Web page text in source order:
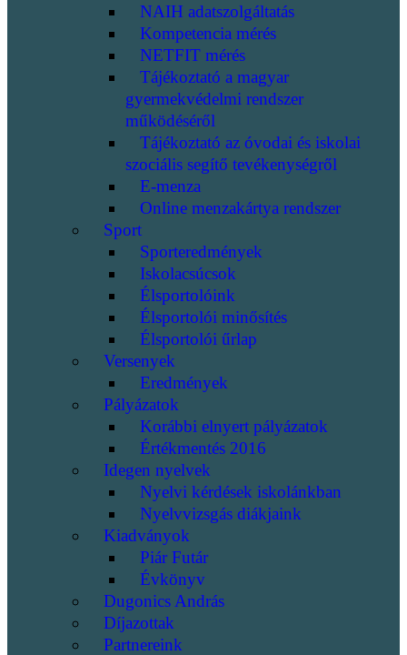
NAIH adatszolgáltatás
Kompetencia mérés
NETFIT mérés
Tájékoztató a magyar
gyermekvédelmi rendszer
működéséről
Tájékoztató az óvodai és iskolai
szociális segítő tevékenységről
E-menza
Online menzakártya rendszer
Sport
Sporteredmények
Iskolacsúcsok
Élsportolóink
Élsportolói minősítés
Élsportolói űrlap
Versenyek
Eredmények
Pályázatok
Korábbi elnyert pályázatok
Értékmentés 2016
Idegen nyelvek
Nyelvi kérdések iskolánkban
Nyelvvizsgás diákjaink
Kiadványok
Piár Futár
Évkönyv
Dugonics András
Díjazottak
Partnereink